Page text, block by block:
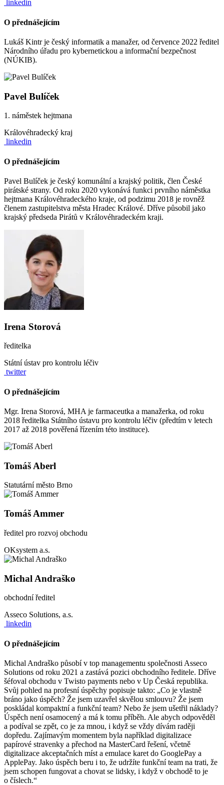
linkedin
O přednášejícím
Lukáš Kintr je český informatik a manažer, od července 2022 ředitel
Národního úřadu pro kybernetickou a informační bezpečnost
(NÚKIB).
Pavel Bulíček
1. náměstek hejtmana
Královéhradecký kraj
linkedin
O přednášejícím
Pavel Bulíček je český komunální a krajský politik, člen České
pirátské strany. Od roku 2020 vykonává funkci prvního náměstka
hejtmana Královéhradeckého kraje, od podzimu 2018 je rovněž
členem zastupitelstva města Hradec Králové. Dříve působil jako
krajský předseda Pirátů v Královéhradeckém kraji.
Irena Storová
ředitelka
Státní ústav pro kontrolu léčiv
twitter
O přednášejícím
Mgr. Irena Storová, MHA je farmaceutka a manažerka, od roku
2018 ředitelka Státního ústavu pro kontrolu léčiv (předtím v letech
2017 až 2018 pověřená řízením této instituce).
Tomáš Aberl
Statutární město Brno
Tomáš Ammer
ředitel pro rozvoj obchodu
OKsystem a.s.
Michal Andraško
obchodní ředitel
Asseco Solutions, a.s.
linkedin
O přednášejícím
Michal Andraško působí v top managementu společnosti Asseco
Solutions od roku 2021 a zastává pozici obchodního ředitele. Dříve
šéfoval obchodu v Twisto payments nebo v Up Česká republika.
Svůj pohled na profesní úspěchy popisuje takto: „Co je vlastně
bráno jako úspěch? Že jsem uzavřel skvělou smlouvu? Že jsem
poskládal kompaktní a funkční team? Nebo že jsem ušetřil náklady?
Úspěch není osamocený a má k tomu příběh. Ale abych odpověděl
a podíval se zpět, co je za mnou, i když se vždy dívám raději
dopředu. Zajímavým momentem byla například digitalizace
papírové stravenky a přechod na MasterCard řešení, včetně
digitalizace akceptačních míst a emulace karet do GooglePay a
ApplePay. Jako úspěch beru i to, že udržíte funkční team na trati, že
jsem schopen fungovat a chovat se lidsky, i když v obchodě to je
o číslech.“